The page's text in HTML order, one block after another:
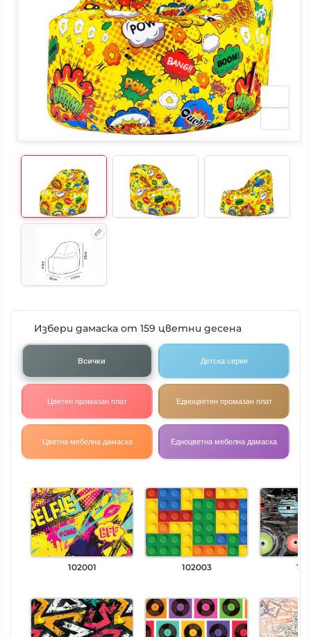
Избери дамаска от 159 цветни десена
Всички Детска серия
Цветен промазан плат Едноцветен промазан плат
Цветна мебелна дамаска Едноцветна мебелна дамаска
102001 102003